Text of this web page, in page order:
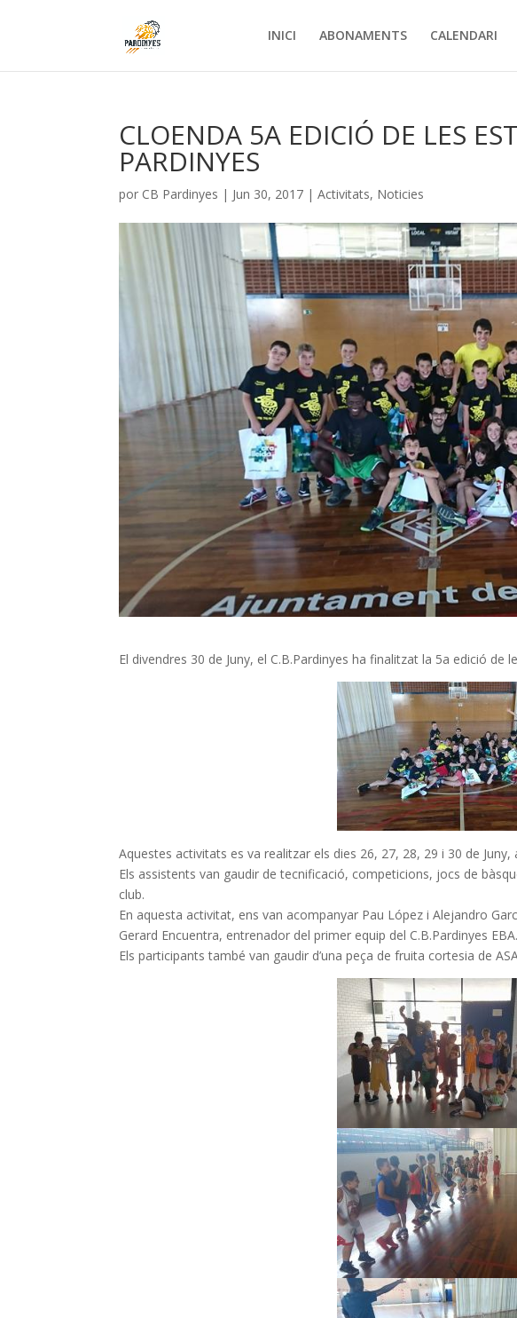
INICI ABONAMENTS CALENDARI
CLOENDA 5A EDICIÓ DE LES
PARDINYES
por CB Pardinyes | Jun 30, 2017 |Activitats, Noticies
El divendres 30 de Juny, el C.B.Pardinyes ha finalitzat la 5a edició de
Aquestes activitats es va realitzar els dies 26, 27, 28, 29 i 30 de
Els assistents van gaudir de tecnificació, competicions, jocs de
club.
En aquesta activitat, ens van acompanyar Pau López i Alejandro
Gerard Encuentra, entrenador del primer equip del C.B.Pardinyes EBA.
Els participants també van gaudir d’una peça de fruita cortesia de